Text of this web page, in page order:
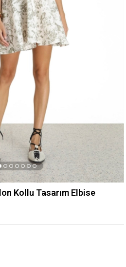
Kollu Tasarım Elbise